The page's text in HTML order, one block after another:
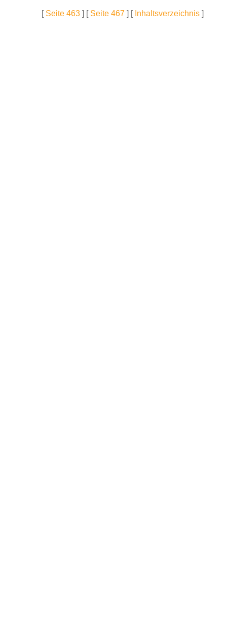
[ Seite 463 ] [ Seite 467 ] [ Inhaltsverzeichnis ]